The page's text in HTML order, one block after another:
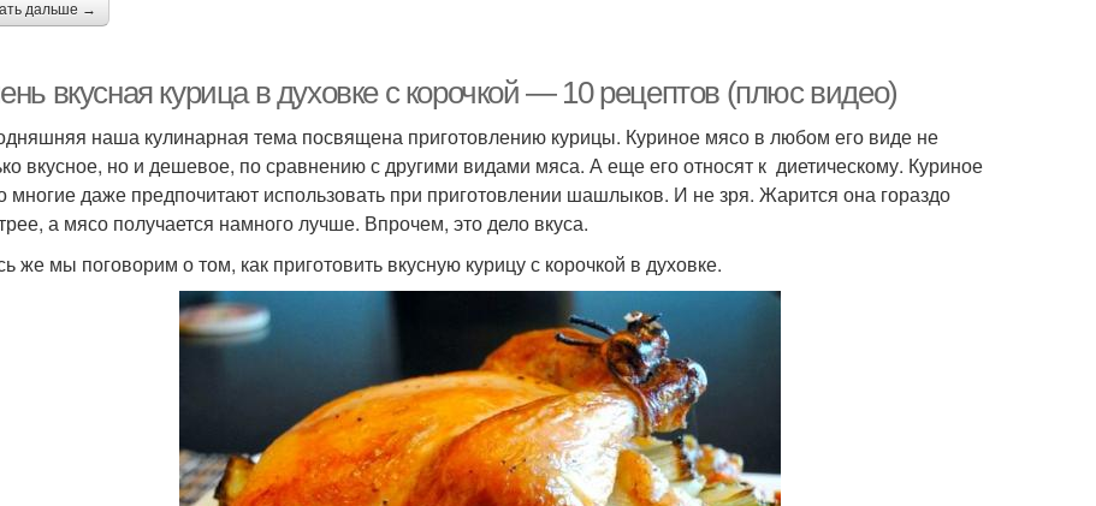
дальше →
вкусная курица в духовке с корочкой — 10 рецептов (плюс видео)
наша кулинарная тема посвящена приготовлению курицы. Куриное мясо в любом его виде не
вкусное, но и дешевое, по сравнению с другими видами мяса. А еще его относят к диетическому. Куриное
многие даже предпочитают использовать при приготовлении шашлыков. И не зря. Жарится она гораздо
а мясо получается намного лучше. Впрочем, это дело вкуса.
же мы поговорим о том, как приготовить вкусную курицу с корочкой в духовке.